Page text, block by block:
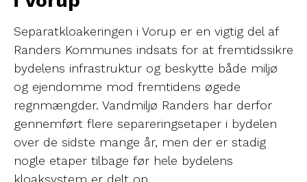
Separatkloakeringen i Vorup er en vigtig del af
Randers Kommunes indsats for at fremtidssikre
bydelens infrastruktur og beskytte både miljø
og ejendomme mod fremtidens øgede
regnmængder. Vandmiljø Randers har derfor
gennemført flere separeringsetaper i bydelen
over de sidste mange år, men der er stadig
nogle etaper tilbage før hele bydelens
kloaksystem er delt op.